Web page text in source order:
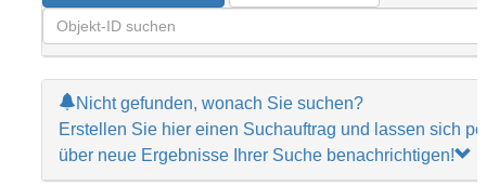
Nicht gefunden, wonach Sie suchen?
Erstellen Sie hier einen Suchauftrag und lassen sich
über neue Ergebnisse Ihrer Suche benachrichtigen!